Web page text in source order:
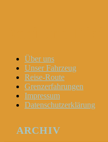
Menu
Widgets
Search
Skip
content
Über uns
Unser Fahrzeug
Reise-Route
Grenzerfahrungen
Impressum
Datenschutzerklärung
ARCHIV